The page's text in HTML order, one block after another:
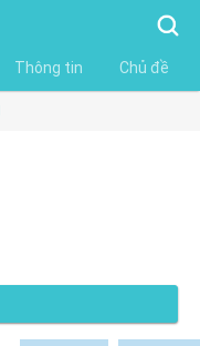
Tìm
kiếm
Thông tin Chủ đề